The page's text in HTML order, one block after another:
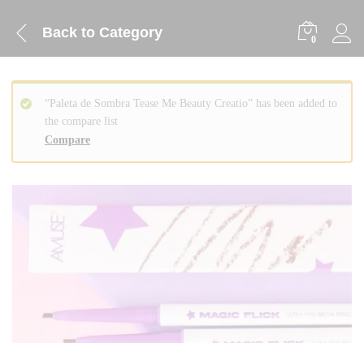
Back to Category 0
Compare
“Paleta de Sombra Tease Me Beauty Creatio” has been added to
the compare list